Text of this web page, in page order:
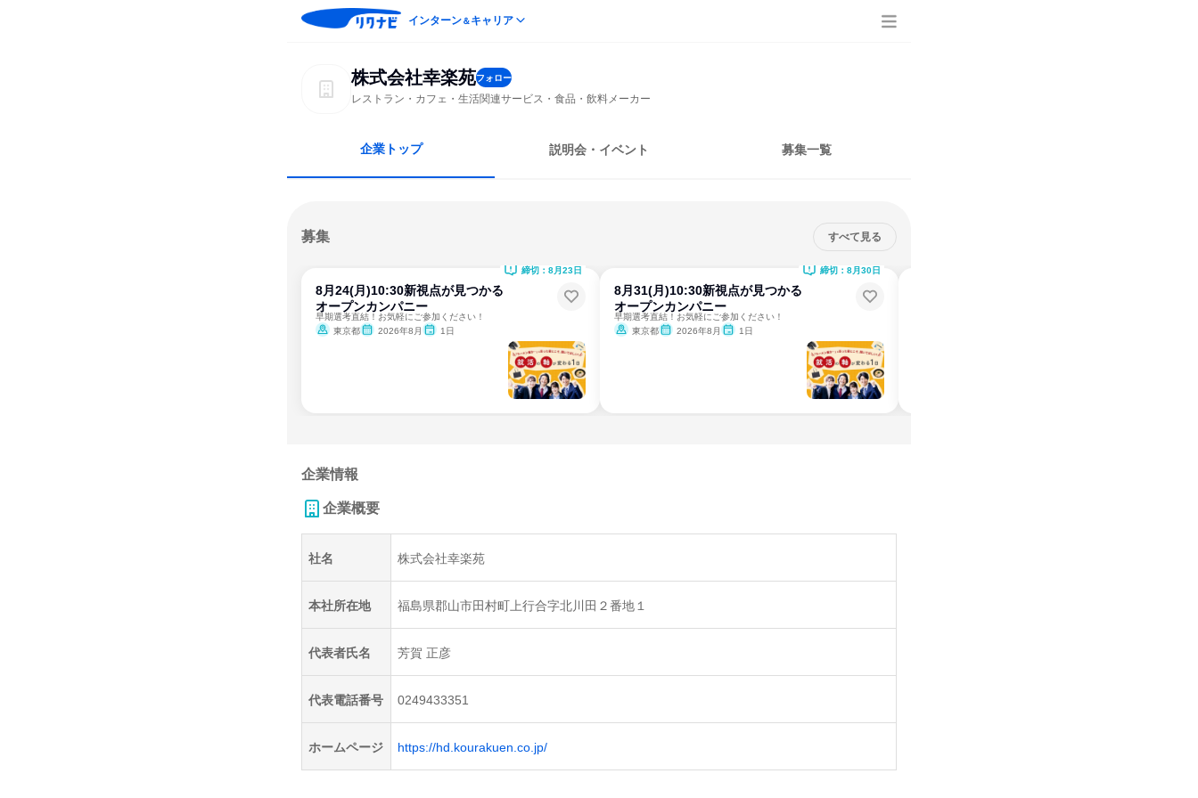
インターン＆キャリア
株式会社幸楽苑フォロー
レストラン・カフェ・生活関連サービス・食品・飲料メーカー
企業トップ 説明会・イベント 募集一覧
募集 すべて見る
8月24(月)10:30新視点が見つかる
オープンカンパニー
早期選考直結！お気軽にご参加ください！
東京都
2026年8月 1日
締切：8月23日
8月31(月)10:30新視点が見つかる
オープンカンパニー
早期選考直結！お気軽にご参加ください！
東京都
2026年8月 1日
締切：8月30日
企業情報
企業概要
社名 株式会社幸楽苑
本社所在地 福島県郡山市田村町上行合字北川田２番地１
代表者氏名 芳賀 正彦
代表電話番号 0249433351
ホームページ https://hd.kourakuen.co.jp/